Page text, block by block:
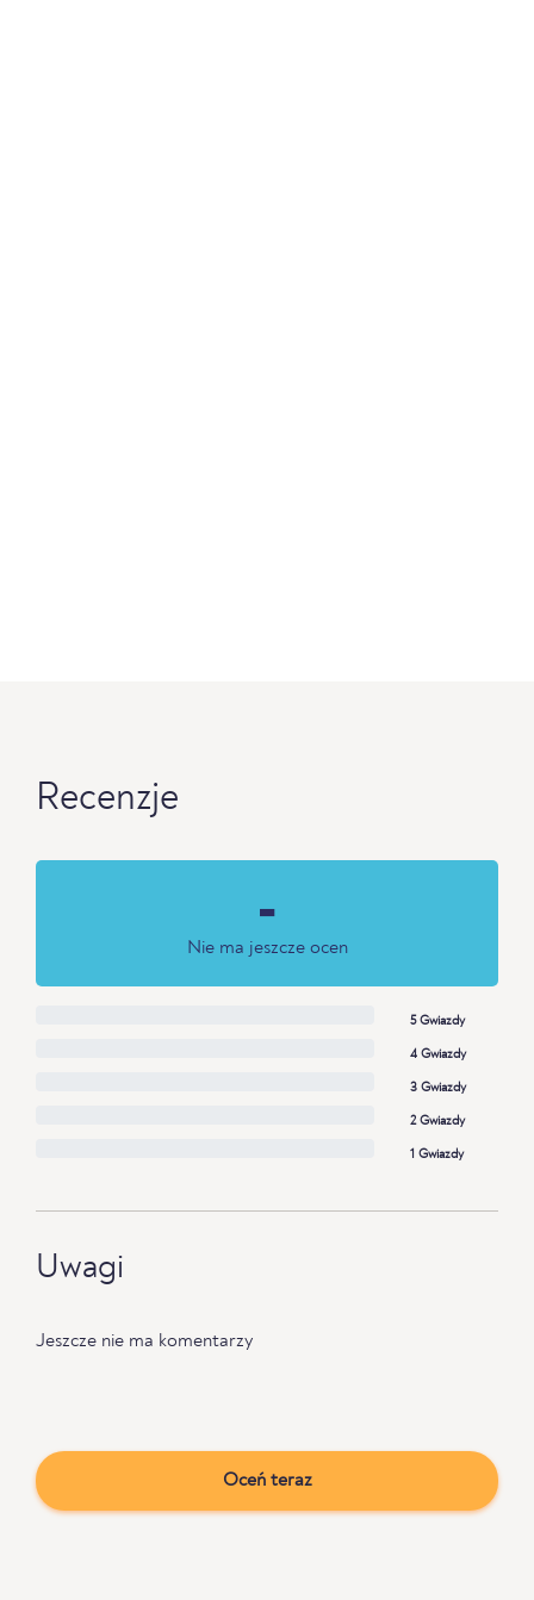
Recenzje
-
Nie ma jeszcze ocen
5 Gwiazdy
4 Gwiazdy
3 Gwiazdy
2 Gwiazdy
1 Gwiazdy
Uwagi
Jeszcze nie ma komentarzy
Oceń teraz